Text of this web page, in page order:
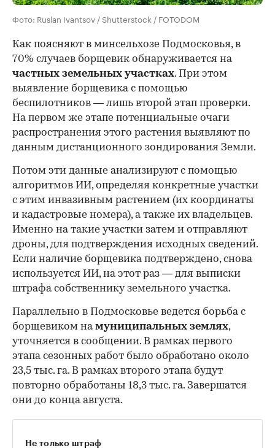
Фото: Ruslan Ivantsov / Shutterstock / FOTODOM
Как поясняют в минсельхозе Подмосковья, в
70% случаев борщевик обнаруживается на
частных земельных участках. При этом
выявление борщевика с помощью
беспилотников — лишь второй этап проверки.
На первом же этапе потенциальные очаги
распространения этого растения выявляют по
данным дистанционного зондирования Земли.
Потом эти данные анализируют с помощью
алгоритмов ИИ, определяя конкретные участки
с этим инвазивным растением (их координаты
и кадастровые номера), а также их владельцев.
Именно на такие участки затем и отправляют
дроны, для подтверждения исходных сведений.
Если наличие борщевика подтверждено, снова
используется ИИ, на этот раз — для выписки
штрафа собственнику земельного участка.
Параллельно в Подмосковье ведется борьба с
борщевиком намуниципальных землях,
уточняется в сообщении. В рамках первого
этапа сезонных работ было обработано около
23,5 тыс. га. В рамках второго этапа будут
повторно обработаны 18,3 тыс. га. Завершатся
они до конца августа.
Не только штраф